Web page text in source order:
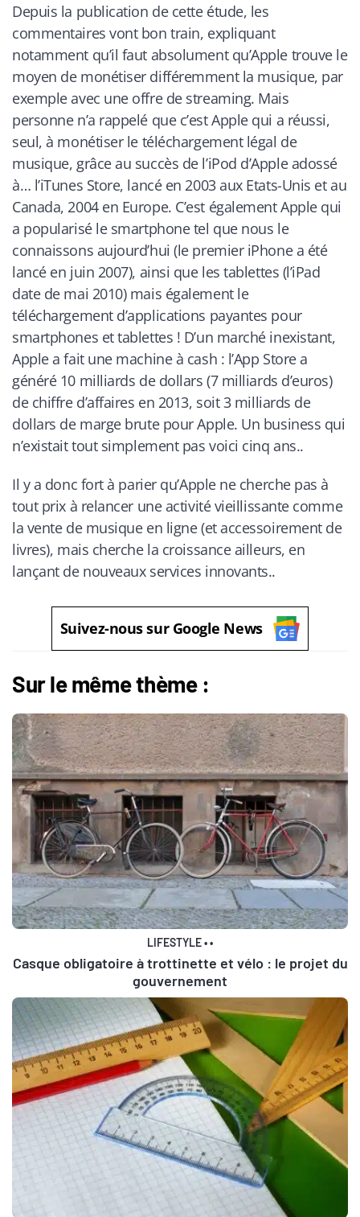
Depuis la publication de cette étude, les
commentaires vont bon train, expliquant
notamment qu’il faut absolument qu’Apple trouve le
moyen de monétiser différemment la musique, par
exemple avec une offre de streaming. Mais
personne n’a rappelé que c’est Apple qui a réussi,
seul, à monétiser le téléchargement légal de
musique, grâce au succès de l’iPod d’Apple adossé
à… l’iTunes Store, lancé en 2003 aux Etats-Unis et au
Canada, 2004 en Europe. C’est également Apple qui
a popularisé le smartphone tel que nous le
connaissons aujourd’hui (le premier iPhone a été
lancé en juin 2007), ainsi que les tablettes (l’iPad
date de mai 2010) mais également le
téléchargement d’applications payantes pour
smartphones et tablettes ! D’un marché inexistant,
Apple a fait une machine à cash : l’App Store a
généré 10 milliards de dollars (7 milliards d’euros)
de chiffre d’affaires en 2013, soit 3 milliards de
dollars de marge brute pour Apple. Un business qui
n’existait tout simplement pas voici cinq ans..
Il y a donc fort à parier qu’Apple ne cherche pas à
tout prix à relancer une activité vieillissante comme
la vente de musique en ligne (et accessoirement de
livres), mais cherche la croissance ailleurs, en
lançant de nouveaux services innovants..
Suivez-nous sur Google News
Sur le même thème :
LIFESTYLE••
Casque obligatoire à trottinette et vélo : le projet du
gouvernement